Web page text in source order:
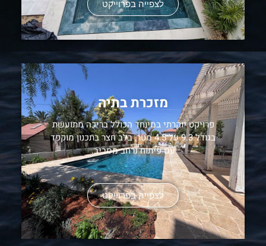
לצפייה בפרוייקט
מזכרת בתיה
פרויקט יוקרתי במיוחד הכולל בריכה מתועשת
בגודל 9.3 על 4.5 מטר, בלב חצר בתכנון מוקפד
עם פיתוח נרחב מסביב.
לצפייה בפרוייקט